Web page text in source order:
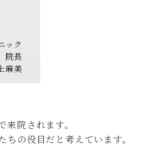
ック
院長
麻美
院されます。
の役目だと考えています。